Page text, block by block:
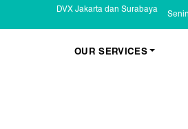
DVX Jakarta dan Surabaya
OUR SERVICES